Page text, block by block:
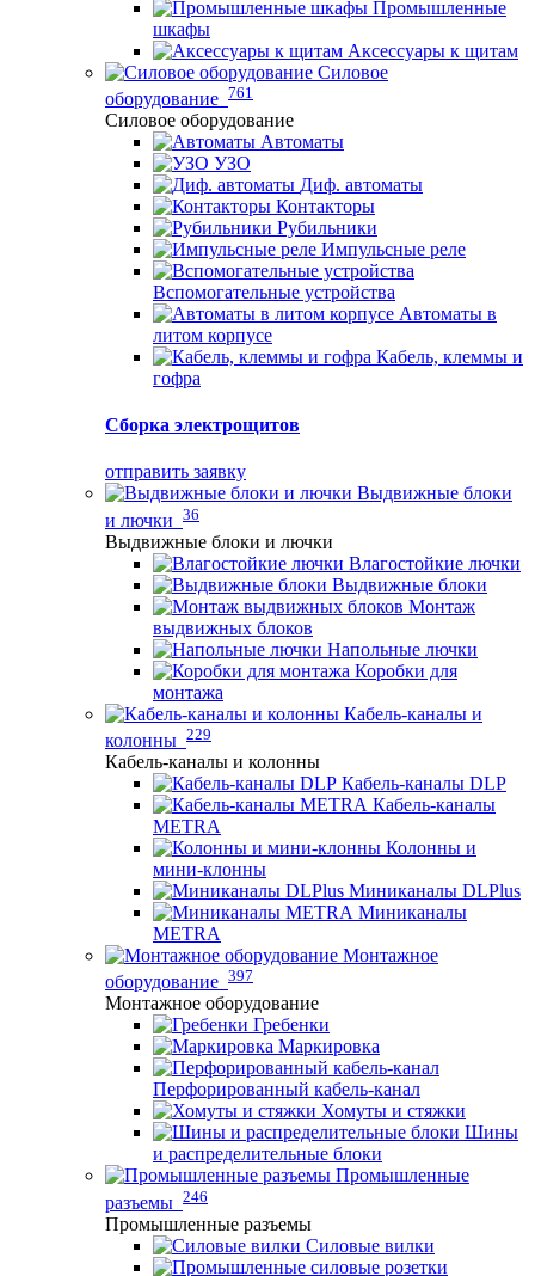
Промышленные
шкафы
Аксессуары к щитам
Силовое
оборудование 761
Силовое оборудование
Автоматы
УЗО
Диф. автоматы
Контакторы
Рубильники
Импульсные реле
Вспомогательные устройства
Автоматы в
литом корпусе
Кабель, клеммы и
гофра
Сборка электрощитов
отправить заявку
Выдвижные блоки
и лючки 36
Выдвижные блоки и лючки
Влагостойкие лючки
Выдвижные блоки
Монтаж
выдвижных блоков
Напольные лючки
Коробки для
монтажа
Кабель-каналы и
колонны 229
Кабель-каналы и колонны
Кабель-каналы DLP
Кабель-каналы
METRA
Колонны и
мини-клонны
Миниканалы DLPlus
Миниканалы
METRA
Монтажное
оборудование 397
Монтажное оборудование
Гребенки
Маркировка
Перфорированный кабель-канал
Хомуты и стяжки
Шины
и распределительные блоки
Промышленные
разъемы 246
Промышленные разъемы
Силовые вилки